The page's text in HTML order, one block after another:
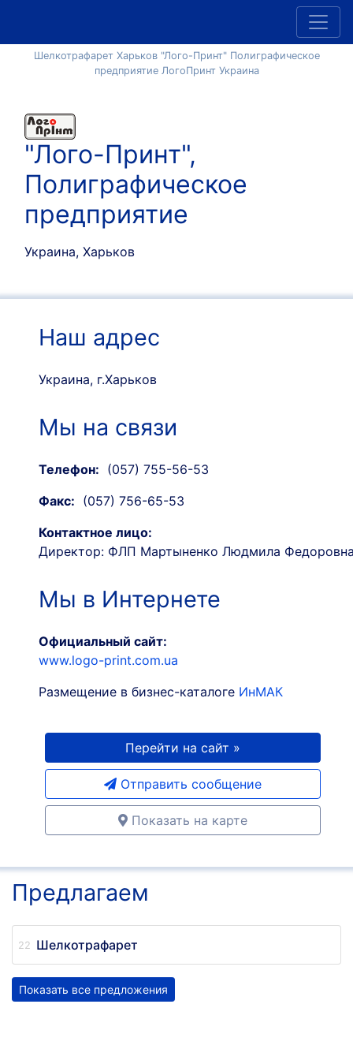
Шелкотрафарет Харьков "Лого-Принт" Полиграфическое
предприятие ЛогоПринт Украина
"Лого-Принт",
Полиграфическое
предприятие
Украина, Харьков
Наш адрес
Украина, г.Харьков
Мы на связи
Телефон: (057) 755-56-53
Факс: (057) 756-65-53
Контактное лицо:
Директор: ФЛП Мартыненко Людмила
Мы в Интернете
Официальный сайт:
www.logo-print.com.ua
Размещение в бизнес-каталоге ИнМАК
Перейти на сайт »
Отправить сообщение
Показать на карте
Предлагаем
Шелкотрафарет
Показать все предложения